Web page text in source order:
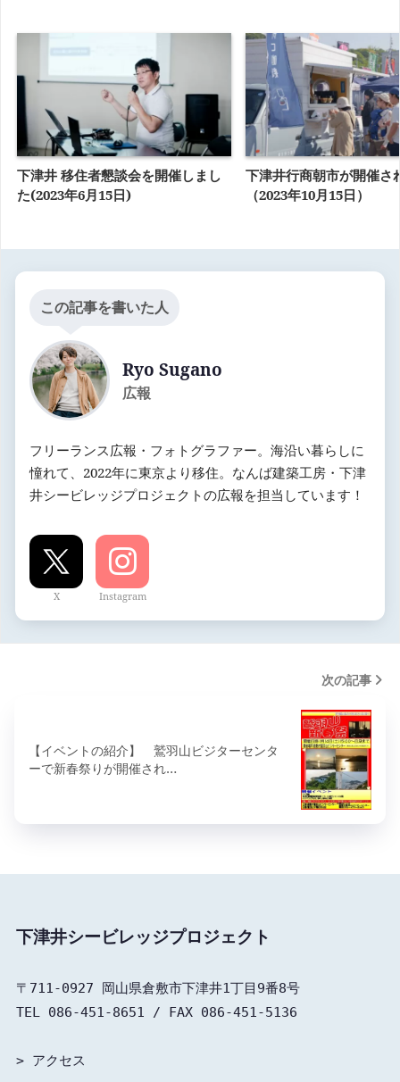
下津井 移住者懇談会を開催しまし
た(2023年6月15日)
下津井行商朝市が開催さ
（2023年10月15日）
この記事を書いた人
Ryo Sugano
広報
フリーランス広報・フォトグラファー。海沿い暮らしに
憧れて、2022年に東京より移住。なんば建築工房・下津
井シービレッジプロジェクトの広報を担当しています！
X Instagram
次の記事
【イベントの紹介】 鷲羽山ビジターセンタ
ーで新春祭りが開催され…
下津井シービレッジプロジェクト
〒711-0927 岡山県倉敷市下津井1丁目9番8号
TEL 086-451-8651 / FAX 086-451-5136
> アクセス